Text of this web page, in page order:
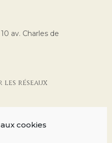
cookies
Charles de
les réseaux